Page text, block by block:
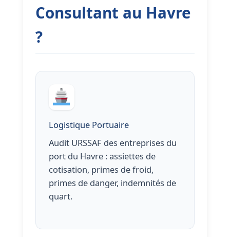
Consultant au Havre
?
Logistique Portuaire
Audit URSSAF des entreprises du
port du Havre : assiettes de
cotisation, primes de froid,
primes de danger, indemnités de
quart.